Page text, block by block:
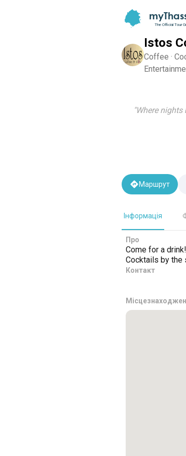
The Official Tour
Istos
Coffee ·
"Where nights
Маршрут
Інформація
Про
Come for a
Cocktails by the
Контакт